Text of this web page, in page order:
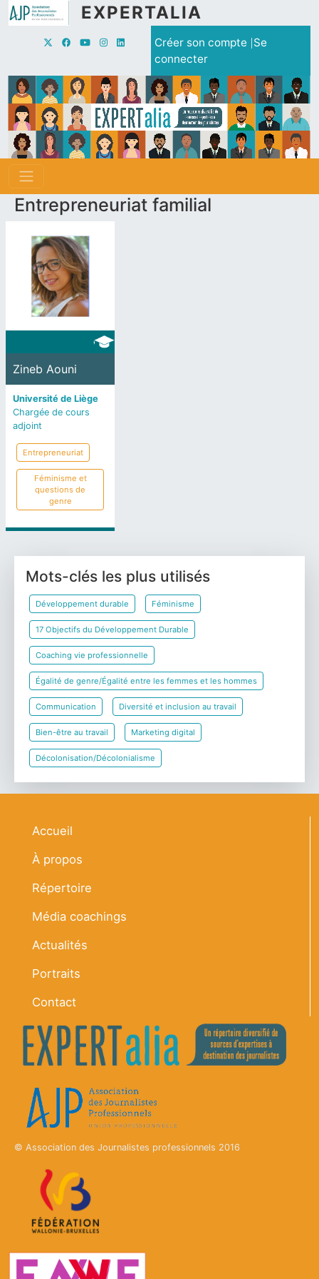
Aller au contenu principalEXPERTALIA
Menu du compte de
Créer son compte Se
connecter
Entrepreneuriat familial
Zineb Aouni
Université de Liège
Chargée de cours
adjoint
Entrepreneuriat
Féminisme et
questions de
genre
Mots-clés les plus utilisés
Développement durable Féminisme
17 Objectifs du Développement Durable
Coaching vie professionnelle
Égalité de genre/Égalité entre les femmes et les hommes
Communication Diversité et inclusion au travail
Bien-être au travail Marketing digital
Décolonisation/Décolonialisme
Navigation principale
Accueil
À propos
Répertoire
Média coachings
Actualités
Portraits
Contact
© Association des Journalistes professionnels 2016